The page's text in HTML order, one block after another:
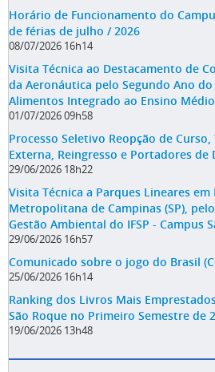
Horário de Funcionamento do
de férias de julho / 2026
08/07/2026 16h14
Visita Técnica ao Destacamento de
da Aeronáutica pelo Segundo Ano
Alimentos Integrado ao Ensino Médio
01/07/2026 09h58
Processo Seletivo Reopção de
Externa, Reingresso e Portadores de
29/06/2026 18h22
Visita Técnica a Parques Lineares
Metropolitana de Campinas (SP),
Gestão Ambiental do IFSP - Campus
29/06/2026 16h57
Comunicado sobre o jogo do Brasil
25/06/2026 16h14
Ranking dos Livros Mais
São Roque no Primeiro Semestre de
19/06/2026 13h48